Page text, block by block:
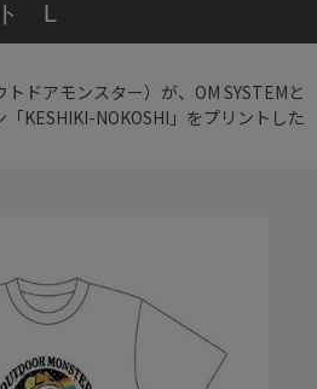
ト L
ドアモンスター）が、OM SYSTEMと
KESHIKI-NOKOSHI」をプリントした